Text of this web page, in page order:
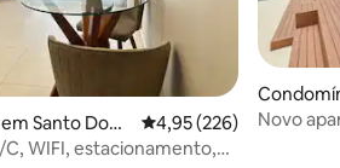
Santo Domi
Classificação média de
4,95 (226)
C, WIFI, estacionamento,
ngo
Novo